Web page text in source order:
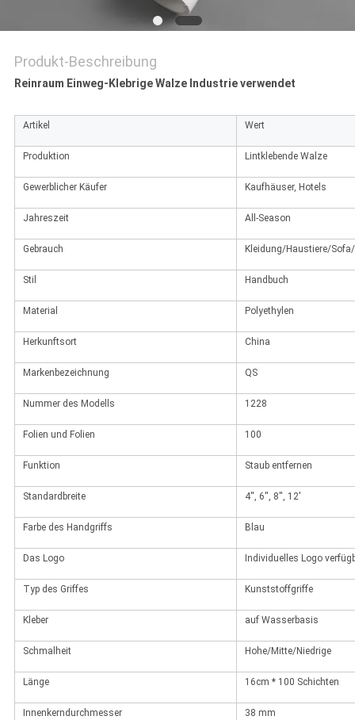
PRIVACY
POLICY
Produkt-Beschreibung
Reinraum Einweg-Klebrige Walze Industrie verwendet
Artikel Wert
Produktion Lintklebende Walze
Gewerblicher Käufer Kaufhäuser, Hotels
Jahreszeit All-Season
Gebrauch Kleidung/Haustiere/
Stil Handbuch
Material Polyethylen
Herkunftsort China
Markenbezeichnung QS
Nummer des Modells 1228
Folien und Folien 100
Funktion Staub entfernen
Standardbreite 4'', 6'', 8'', 12'
Farbe des Handgriffs Blau
Das Logo Individuelles Logo
Typ des Griffes Kunststoffgriffe
Kleber auf Wasserbasis
Schmalheit Hohe/Mitte/Niedrige
Länge 16cm * 100 Schichten
Innenkerndurchmesser 38 mm